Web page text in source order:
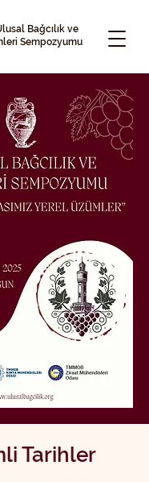
Bağcılık ve
Sempozyumu
Tarihler